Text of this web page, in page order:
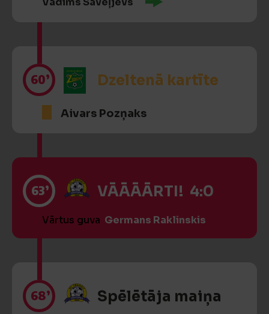
60’ Dzeltenā kartīte
Aivars Pozņaks
63’ VĀĀĀĀRTI! 4:0
Vārtus guva Germans Raklinskis
68’ Spēlētāja maiņa